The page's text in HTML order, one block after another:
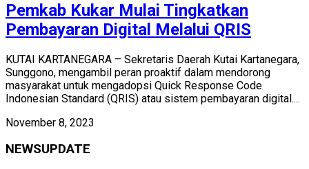
Pemkab Kukar Mulai Tingkatkan
Pembayaran Digital Melalui QRIS
KUTAI KARTANEGARA – Sekretaris Daerah Kutai Kartanegara,
Sunggono, mengambil peran proaktif dalam mendorong
masyarakat untuk mengadopsi Quick Response Code
Indonesian Standard (QRIS) atau sistem pembayaran digital....
November 8, 2023
NEWSUPDATE